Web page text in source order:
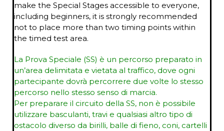
make the Special Stages accessible to everyone,
including beginners, it is strongly recommended
not to place more than two timing points within
the timed test area.
La Prova Speciale (SS) è un percorso preparato in
un’area delimitata e vietata al traffico, dove ogni
partecipante dovrà percorrere due volte lo stesso
percorso nello stesso senso di marcia.
Per preparare il circuito della SS, non è possibile
utilizzare basculanti, travi e qualsiasi altro tipo di
ostacolo diverso da birilli, balle di fieno, coni, cartelli